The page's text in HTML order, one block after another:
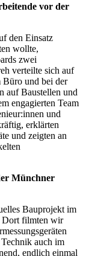
vor der
den Einsatz
wollte,
zwei
verteilte sich auf
Büro und bei der
auf Baustellen und
engagierten Team
und
erklärten
und zeigten an
Münchner
Bauprojekt im
Dort filmten wir
auch im
endlich einmal